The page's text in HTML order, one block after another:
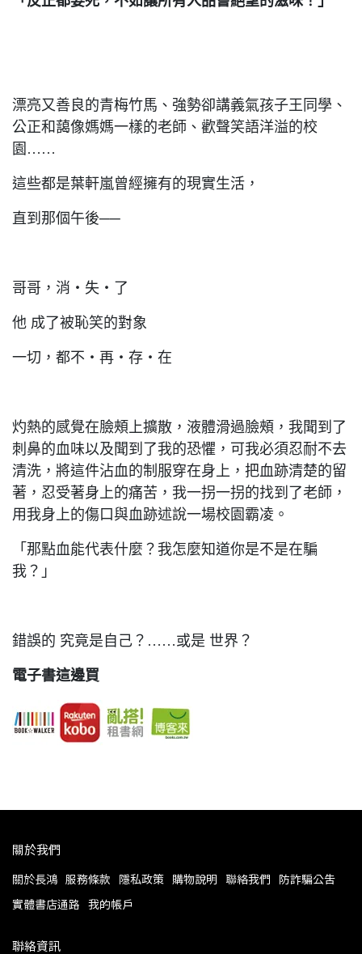
漂亮又善良的青梅竹馬、強勢卻講義氣孩子王同學、
公正和藹像媽媽一樣的老師、歡聲笑語洋溢的校
園……
這些都是葉軒嵐曾經擁有的現實生活，
直到那個午後──
哥哥，消‧失‧了
他 成了被恥笑的對象
一切，都不‧再‧存‧在
灼熱的感覺在臉頰上擴散，液體滑過臉頰，我聞到了
刺鼻的血味以及聞到了我的恐懼，可我必須忍耐不去
清洗，將這件沾血的制服穿在身上，把血跡清楚的留
著，忍受著身上的痛苦，我一拐一拐的找到了老師，
用我身上的傷口與血跡述說一場校園霸凌。
「那點血能代表什麼？我怎麼知道你是不是在騙
我？」
錯誤的 究竟是自己？……或是 世界？
電子書這邊買
關於我們
關於長鴻 服務條款 隱私政策 購物說明 聯絡我們 防詐騙公告
實體書店通路 我的帳戶
聯絡資訊